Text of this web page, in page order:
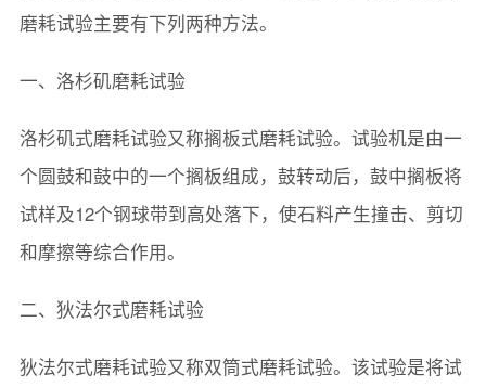
磨耗试验主要有下列两种方法。
一、洛杉矶磨耗试验
洛杉矶式磨耗试验又称搁板式磨耗试验。试验机是由一
个圆鼓和鼓中的一个搁板组成，鼓转动后，鼓中搁板将
试样及12个钢球带到高处落下，使石料产生撞击、剪切
和摩擦等综合作用。
二、狄法尔式磨耗试验
狄法尔式磨耗试验又称双筒式磨耗试验。该试验是将试